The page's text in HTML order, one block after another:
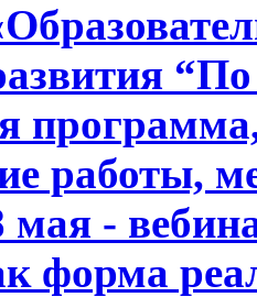
работы,
мая -
форма